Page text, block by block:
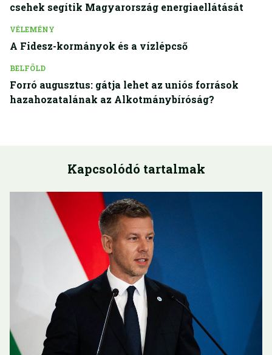
csehek segítik Magyarország energiaellátását
VÉLEMÉNY
A Fidesz-kormányok és a vízlépcső
BELFÖLD
Forró augusztus: gátja lehet az uniós források
hazahozatalának az Alkotmánybíróság?
Kapcsolódó tartalmak